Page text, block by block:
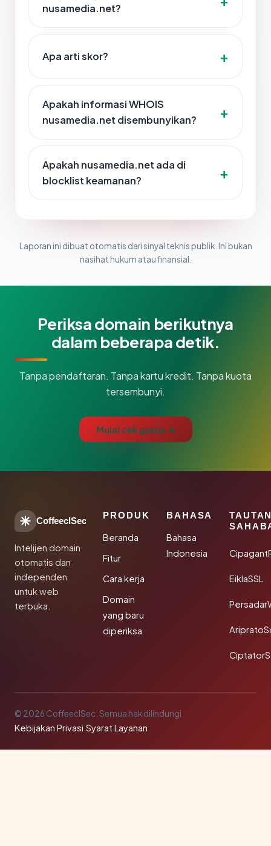
nusamedia.net?
Apa arti skor?
Apakah informasi WHOIS
nusamedia.net disembunyikan?
Apakah nusamedia.net ada di
blocklist keamanan?
Laporan ini dibuat otomatis dari sinyal teknis publik. Ini bukan
nasihat hukum atau finansial.
Periksa domain berikutnya
dalam beberapa detik.
Tanpa pendaftaran. Tanpa kartu kredit. Tanpa kuota
tersembunyi.
Mulai cek gratis →
CoffeeclSec
Intelijen domain
otomatis dan
independen
untuk web
terbuka.
PRODUK
Beranda
Fitur
Cara kerja
Domain
yang baru
diperiksa
BAHASA
Bahasa
Indonesia
EiklaSSL
© 2026 CoffeeclSec. Semua hak dilindungi.
Kebijakan Privasi·Syarat Layanan